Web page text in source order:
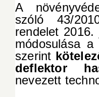
A
szóló 43/
rendelet
módosulása a
szerint
deflektor
nevezett